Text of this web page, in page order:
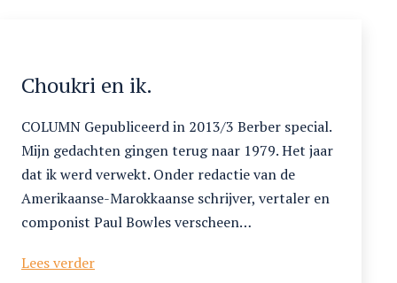
Choukri en ik.
COLUMN Gepubliceerd in 2013/3 Berber special.
Mijn gedachten gingen terug naar 1979. Het jaar
dat ik werd verwekt. Onder redactie van de
Amerikaanse-Marokkaanse schrijver, vertaler en
componist Paul Bowles verscheen…
Lees verderChoukri